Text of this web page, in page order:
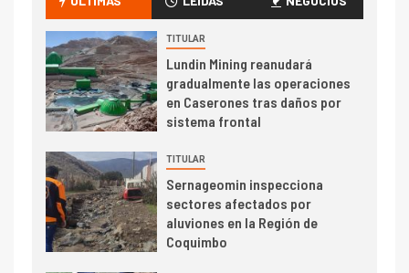
toneladas tras récord en
Escondida
7 I+D
Codelco reporta Ebitda de US$
6.670 millones y mejora sus
1
Codelco Ventanas prueba
camión 100% eléctrico para
transportar cátodos al Puerto
TITULAR
Lundin Mining reanudará
gradualmente las operaciones
en Caserones tras daños por
sistema frontal
TITULAR
Sernageomin inspecciona
sectores afectados por
aluviones en la Región de
Coquimbo